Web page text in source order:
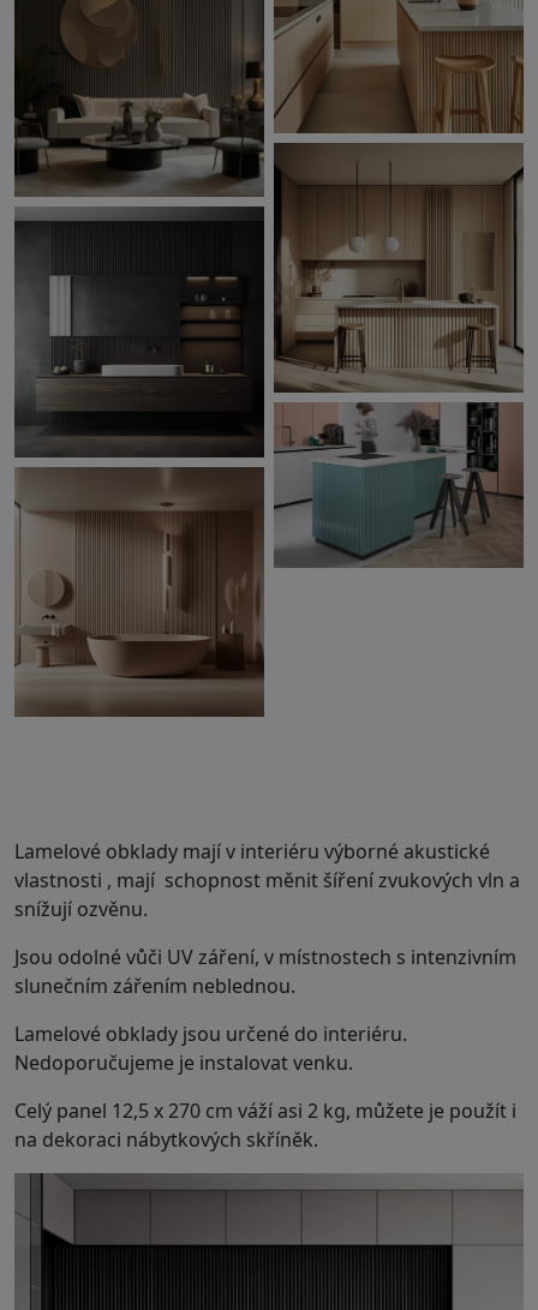
Lamelové obklady mají v interiéru výborné akustické
vlastnosti , mají schopnost měnit šíření zvukových vln a
snížují ozvěnu.
Jsou odolné vůči UV záření, v místnostech s intenzivním
slunečním zářením neblednou.
Lamelové obklady jsou určené do interiéru.
Nedoporučujeme je instalovat venku.
Celý panel 12,5 x 270 cm váží asi 2 kg, můžete je použít i
na dekoraci nábytkových skříněk.